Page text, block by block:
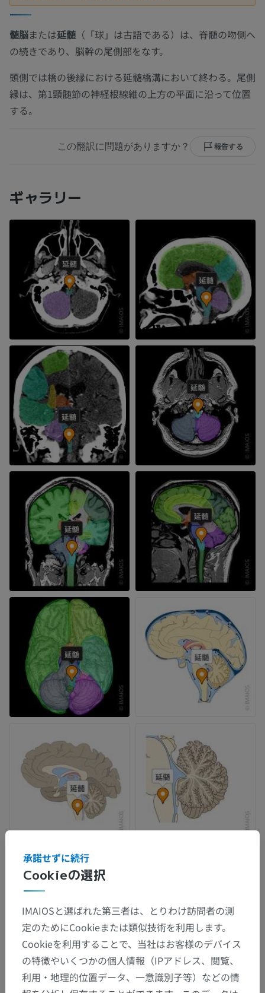
髄脳または延髄 （「球」は古語である）は、脊髄の吻側へ
の続きであり、脳幹の尾側部をなす。
頭側では橋の後縁における延髄橋溝において終わる。尾側
縁は、第1頸髄節の神経根線維の上方の平面に沿って位置
する。
この翻訳に問題がありますか？ 報告する
ギャラリー
Cookieの選択
承諾せずに続行
IMAIOSと選ばれた第三者は、とりわけ訪問者の測
定のためにCookieまたは類似技術を利用します。
Cookieを利用することで、当社はお客様のデバイス
の特徴やいくつかの個人情報（IPアドレス、閲覧、
利用・地理的位置データ、一意識別子等）などの情